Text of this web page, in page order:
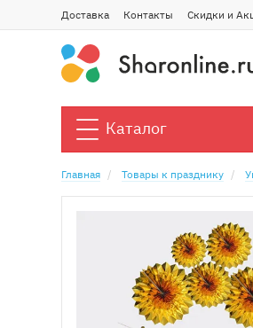
Доставка Контакты Скидки и
Каталог
Главная Товары к празднику